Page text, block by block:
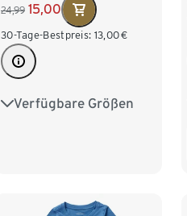
24,99 15,00
30-Tage-Bestpreis: 13,00€
Verfügbare Größen
74/80 86/92